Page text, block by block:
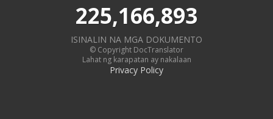
225,166,893
ISINALIN NA MGA DOKUMENTO
© Copyright DocTranslator
Lahat ng karapatan ay nakalaan
Privacy Policy